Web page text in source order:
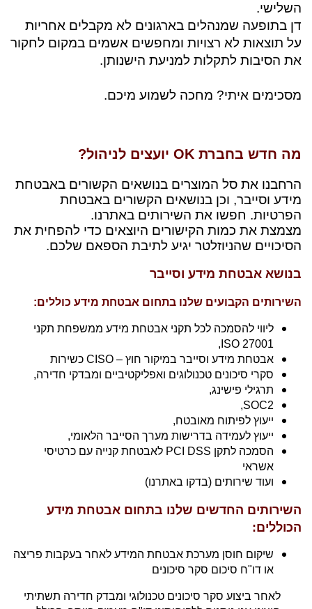
השלישי.
דן בתופעה שמנהלים בארגונים לא מקבלים אחריות
על תוצאות לא רצויות ומחפשים אשמים במקום לחקור
את הסיבות לתקלות למניעת הישנותן.
מסכימים איתי? מחכה לשמוע מיכם.
מה חדש בחברת OK יועצים לניהול?
הרחבנו את סל המוצרים בנושאים הקשורים באבטחת
מידע וסייבר, וכן בנושאים הקשורים באבטחת
הפרטיות. חפשו את השירותים באתרנו.
מצמצת את כמות הקישורים היוצאים כדי להפחית את
הסיכויים שהניוזלטר יגיע לתיבת הספאם שלכם.
בנושא אבטחת מידע וסייבר
השירותים הקבועים שלנו בתחום אבטחת מידע כוללים:
ליווי להסמכה לכל תקני אבטחת מידע ממשפחת תקני
27001
ISO
,
אבטחת מידע וסייבר במיקור חוץ – CISO
כשירות
סקרי סיכונים טכנולוגים ואפליקטיביים ומבדקי חדירה,
תרגילי פישינג,
SOC2,
ייעוץ לפיתוח מאובטח,
ייעוץ לעמידה בדרישות מערך הסייבר הלאומי,
הסמכה לתקן
לאבטחת קנייה עם כרטיסי
אשראי
ועוד שירותים (בדקו באתרנו)
השירותים החדשים שלנו בתחום אבטחת מידע
הכוללים:
שיקום חוסן מערכת אבטחת המידע לאחר בעקבות פריצה
או דו"ח סיכום סקר סיכונים
לאחר ביצוע סקר סיכונים טכנולוגי ומבדק חדירה תשתיתי